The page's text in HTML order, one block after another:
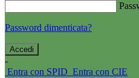
Password dimenticata?
-
Entra con SPID Entra con CIE